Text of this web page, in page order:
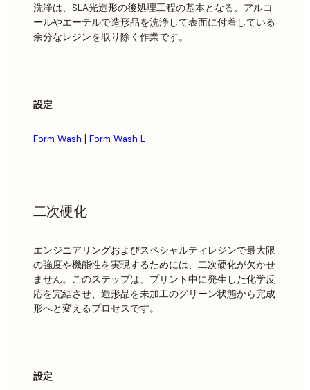
洗浄は、SLA光造形の後処理工程の基本となる、アルコ
ールやエーテルで造形品を洗浄して表面に付着している
余分なレジンを取り除く作業です。
設定
Form Wash | Form Wash L
二次硬化
エンジニアリングおよびスペシャルティレジンで最大限
の強度や機能性を実現するためには、二次硬化が欠かせ
ません。このステップは、プリント中に発生した化学反
応を完結させ、造形品を未加工のグリーン状態から完成
形へと変えるプロセスです。
設定